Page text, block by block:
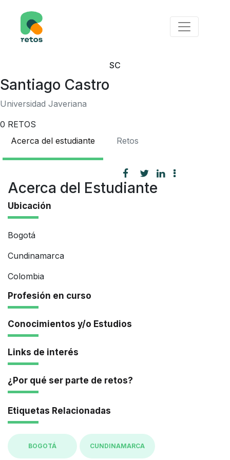
SC
Santiago Castro
Universidad Javeriana
0 RETOS
Acerca del estudiante
Retos
Acerca del Estudiante
Ubicación
Bogotá
Cundinamarca
Colombia
Profesión en curso
Conocimientos y/o Estudios
Links de interés
¿Por qué ser parte de retos?
Etiquetas Relacionadas
BOGOTÁ CUNDINAMARCA